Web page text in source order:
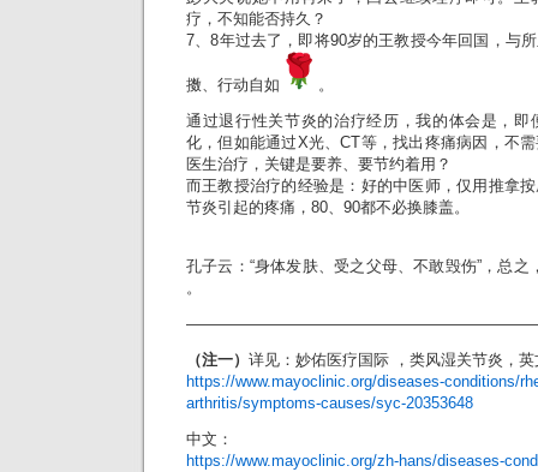
疗，不知能否持久？
7、8年过去了，即将90岁的王教授今年回国，与
擞、行动自如
。
通过退行性关节炎的治疗经历，我的体会是，即
化，但如能通过X光、CT等，找出疼痛病因，不
医生治疗，关键是要养、要节约着用️？
而王教授治疗的经验是：好的中医师，仅用推拿
节炎引起的疼痛，80、90都不必换膝盖。
孔子云：“身体发肤、受之父母、不敢毁伤”，总
。
（注一） 详见：妙佑医疗国际 ，类风湿关节炎，英
https://www.mayoclinic.org/diseases-conditions/
arthritis/symptoms-causes/syc-20353648
中文：
https://www.mayoclinic.org/zh-hans/diseases-